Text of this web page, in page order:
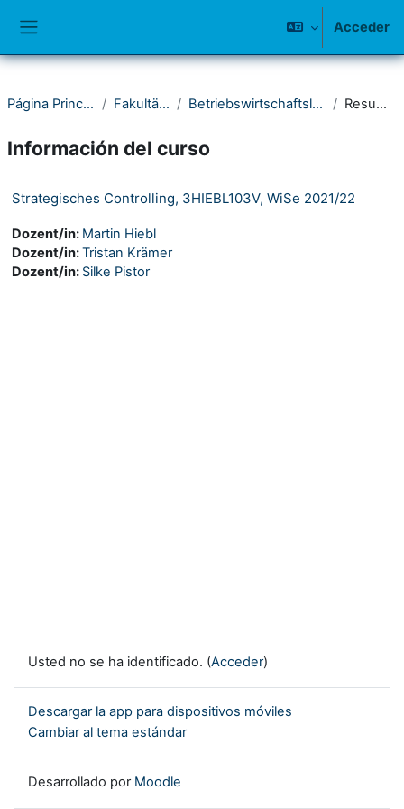
Acceder
Página Principal Fakultät III Betriebswirtschaftslehre Resumen
Información del curso
Strategisches Controlling, 3HIEBL103V, WiSe 2021/22
Dozent/in: Martin Hiebl
Dozent/in:Tristan Krämer
Dozent/in: Silke Pistor
Usted no se ha identificado. (Acceder)
Descargar la app para dispositivos móviles
Cambiar al tema estándar
Desarrollado por Moodle